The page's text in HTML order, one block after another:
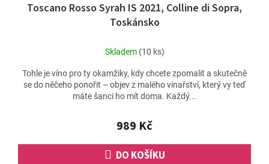
Toscano Rosso Syrah IS 2021, Colline di Sopra,
Toskánsko
Skladem (10 ks)
989 Kč
DO KOŠÍKU
Tohle je víno pro ty okamžiky, kdy chcete zpomalit a skutečně
se do něčeho ponořit – objev z malého vinařství, který vy teď
máte šanci ho mít doma. Každý...